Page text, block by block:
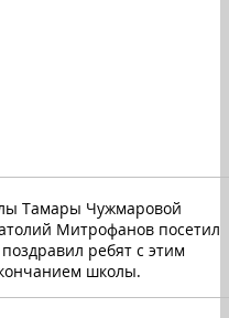
Тамары Чужмаровой
Митрофанов посетил
ребят с этим
школы.